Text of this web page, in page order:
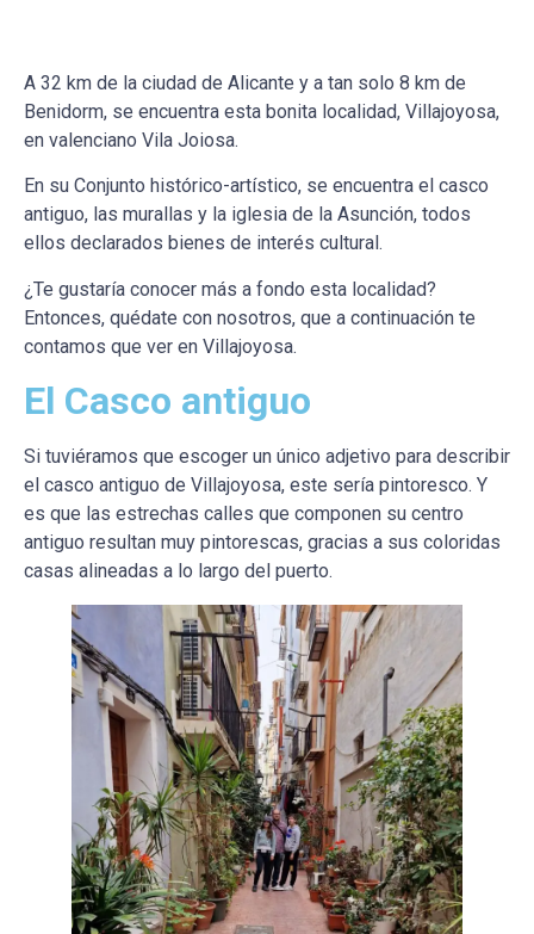
A 32 km de la ciudad de Alicante y a tan solo 8 km de
Benidorm, se encuentra esta bonita localidad, Villajoyosa,
en valenciano Vila Joiosa.
En su Conjunto histórico-artístico, se encuentra el casco
antiguo, las murallas y la iglesia de la Asunción, todos
ellos declarados bienes de interés cultural.
¿Te gustaría conocer más a fondo esta localidad?
Entonces, quédate con nosotros, que a continuación te
contamos que ver en Villajoyosa.
El Casco antiguo
Si tuviéramos que escoger un único adjetivo para describir
el casco antiguo de Villajoyosa, este sería pintoresco. Y
es que las estrechas calles que componen su centro
antiguo resultan muy pintorescas, gracias a sus coloridas
casas alineadas a lo largo del puerto.